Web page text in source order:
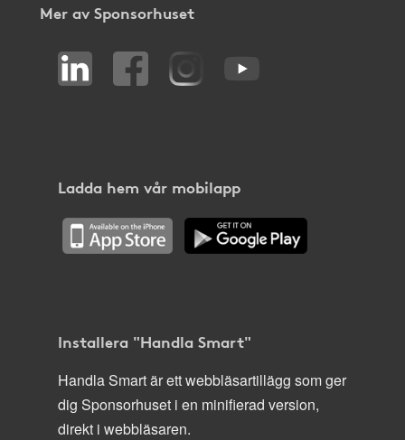
Mer av Sponsorhuset
Ladda hem vår mobilapp
Installera "Handla Smart"
Handla Smart är ett webbläsartillägg som ger
dig Sponsorhuset i en minifierad version,
direkt i webbläsaren.